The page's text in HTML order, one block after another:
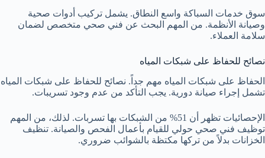
سوق خدمات السباكة واسع النطاق. يشمل تركيب أدوات صحية
وصيانة الأنظمة. من المهم البحث عن فني صحي متخصص لضمان
سلامة العملاء.
نصائح للحفاظ على شبكات المياه
الحفاظ على شبكات المياه مهم جداً. نصائح للحفاظ على شبكات المياه
تشمل إجراء صيانة دورية. يجب التأكد من عدم وجود تسريبات.
الإحصائيات تظهر أن 51% من الشبكات بها تسربات. لذلك، من المهم
توظيف فني صحي حولي للقيام بأعمال الفحص والصيانة. تنظيف
الخزانات بدلاً من تركها مكتظة بالشوائب ضروري.